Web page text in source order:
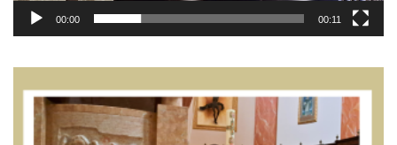
00:00 00:11